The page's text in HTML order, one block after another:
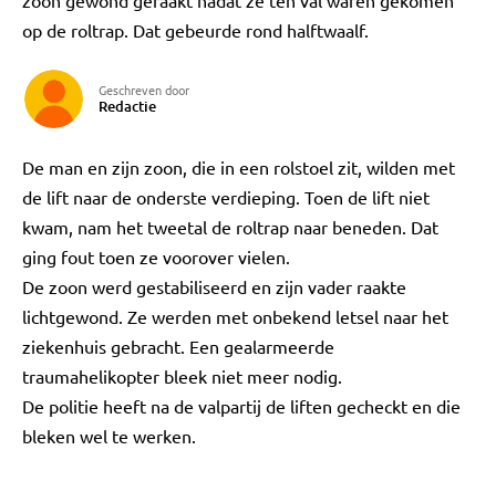
op de roltrap. Dat gebeurde rond halftwaalf.
Geschreven door
Redactie
De man en zijn zoon, die in een rolstoel zit, wilden met
de lift naar de onderste verdieping. Toen de lift niet
kwam, nam het tweetal de roltrap naar beneden. Dat
ging fout toen ze voorover vielen.
De zoon werd gestabiliseerd en zijn vader raakte
lichtgewond. Ze werden met onbekend letsel naar het
ziekenhuis gebracht. Een gealarmeerde
traumahelikopter bleek niet meer nodig.
De politie heeft na de valpartij de liften gecheckt en die
bleken wel te werken.